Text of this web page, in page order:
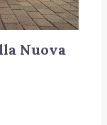
Nuova